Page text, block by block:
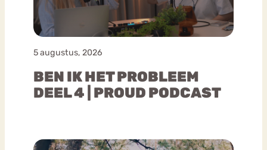
5 augustus, 2026
BEN IK HET PROBLEEM
DEEL 4 | PROUD PODCAST